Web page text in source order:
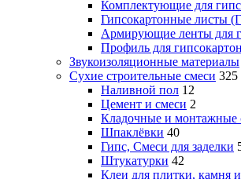
Комплектующие для
Гипсокартонные листы
Армирующие ленты для
Профиль для
Звукоизоляционные материалы
Сухие строительные смеси 325
Наливной пол 12
Цемент и смеси 2
Кладочные и монтажные
Шпаклёвки 40
Гипс, Смеси для заделки
Штукатурки 42
Клеи для плитки, камня